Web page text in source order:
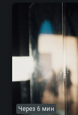
Через 6 мин